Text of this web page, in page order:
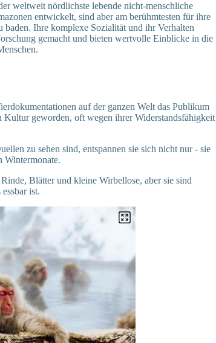
weltweit nördlichste lebende nicht-menschliche
entwickelt, sind aber am berühmtesten für ihre
Ihre komplexe Sozialität und ihr Verhalten
gemacht und bieten wertvolle Einblicke in die
auf der ganzen Welt das Publikum
geworden, oft wegen ihrer Widerstandsfähigkeit
zu sehen sind, entspannen sie sich nicht nur - sie
Wintermonate.
Blätter und kleine Wirbellose, aber sie sind
ist.